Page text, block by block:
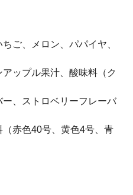
ご、メロン、パパイヤ、
ップル果汁、酸味料（ク
、ストロベリーフレーバ
赤色40号、黄色4号、青